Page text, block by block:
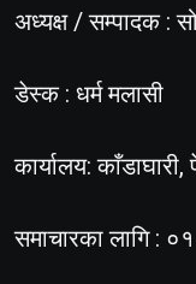
अध्यक्ष / सम्पादक :
डेस्क : धर्म मलासी
कार्यालय:
समाचारका लागि :